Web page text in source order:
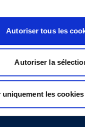
Autoriser tous les
Autoriser la
uniquement les